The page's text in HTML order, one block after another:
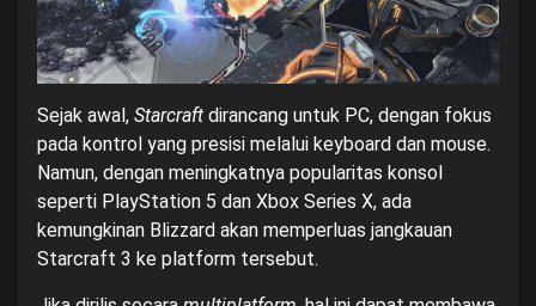
Sejak awal, Starcraft dirancang untuk PC, dengan fokus
pada kontrol yang presisi melalui keyboard dan mouse.
Namun, dengan meningkatnya popularitas konsol
seperti PlayStation 5 dan Xbox Series X, ada
kemungkinan Blizzard akan memperluas jangkauan
Starcraft 3 ke platform tersebut.